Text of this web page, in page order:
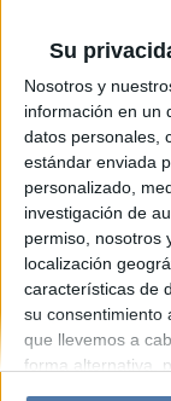
Su
Nosotros y
información en un
datos personales,
estándar enviada
personalizado,
investigación de
permiso, nosotros
localización
características de
su consentimiento
que llevemos a
forma alternativa,
Look
Luz
© Perfil.com
Registro